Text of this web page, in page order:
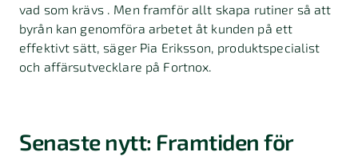
vad som krävs . Men framför allt skapa rutiner så att
byrån kan genomföra arbetet åt kunden på ett
effektivt sätt, säger Pia Eriksson, produktspecialist
och affärsutvecklare på Fortnox.
Senaste nytt: Framtiden för